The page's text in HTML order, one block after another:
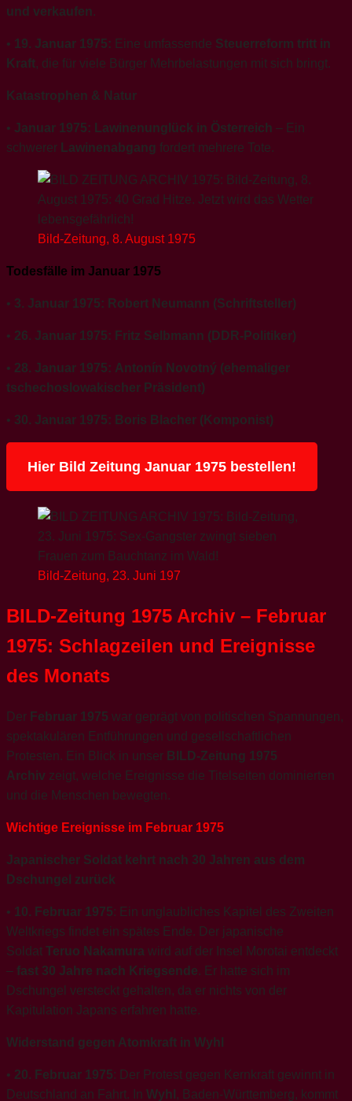
und verkaufen.
• 19. Januar 1975: Eine umfassende Steuerreform tritt in
Kraft, die für viele Bürger Mehrbelastungen mit sich bringt.
Katastrophen & Natur
• Januar 1975: Lawinenunglück in Österreich – Ein
schwerer Lawinenabgang fordert mehrere Tote.
Bild-Zeitung, 8. August 1975
Todesfälle im Januar 1975
• 3. Januar 1975: Robert Neumann (Schriftsteller)
• 26. Januar 1975: Fritz Selbmann (DDR-Politiker)
• 28. Januar 1975: Antonín Novotný (ehemaliger
tschechoslowakischer Präsident)
• 30. Januar 1975: Boris Blacher (Komponist)
Hier Bild Zeitung Januar 1975 bestellen!
Bild-Zeitung, 23. Juni 197
BILD-Zeitung 1975 Archiv – Februar
1975: Schlagzeilen und Ereignisse
des Monats
Der Februar 1975 war geprägt von politischen Spannungen,
spektakulären Entführungen und gesellschaftlichen
Protesten. Ein Blick in unser BILD-Zeitung 1975
Archiv zeigt, welche Ereignisse die Titelseiten dominierten
und die Menschen bewegten.
Wichtige Ereignisse im Februar 1975
Japanischer Soldat kehrt nach 30 Jahren aus dem
Dschungel zurück
• 10. Februar 1975: Ein unglaubliches Kapitel des Zweiten
Weltkriegs findet ein spätes Ende. Der japanische
Soldat Teruo Nakamura wird auf der Insel Morotai entdeckt
– fast 30 Jahre nach Kriegsende. Er hatte sich im
Dschungel versteckt gehalten, da er nichts von der
Kapitulation Japans erfahren hatte.
Widerstand gegen Atomkraft in Wyhl
• 20. Februar 1975: Der Protest gegen Kernkraft gewinnt in
Deutschland an Fahrt. In Wyhl , Baden-Württemberg, kommt